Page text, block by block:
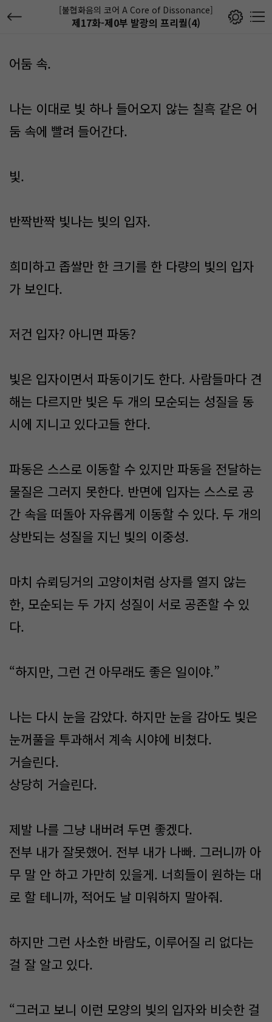
[불협화음의 코어 A Core of Dissonance]
제17화-제0부 발광의 프리퀄(4)
어둠 속.
나는 이대로 빛 하나 들어오지 않는 칠흑 같은 어
둠 속에 빨려 들어간다.
빛.
반짝반짝 빛나는 빛의 입자.
희미하고 좁쌀만 한 크기를 한 다량의 빛의 입자
가 보인다.
저건 입자? 아니면 파동?
빛은 입자이면서 파동이기도 한다. 사람들마다 견
해는 다르지만 빛은 두 개의 모순되는 성질을 동
시에 지니고 있다고들 한다.
파동은 스스로 이동할 수 있지만 파동을 전달하는
물질은 그러지 못한다. 반면에 입자는 스스로 공
간 속을 떠돌아 자유롭게 이동할 수 있다. 두 개의
상반되는 성질을 지닌 빛의 이중성.
마치 슈뢰딩거의 고양이처럼 상자를 열지 않는
한, 모순되는 두 가지 성질이 서로 공존할 수 있
다.
“하지만, 그런 건 아무래도 좋은 일이야.”
나는 다시 눈을 감았다. 하지만 눈을 감아도 빛은
눈꺼풀을 투과해서 계속 시야에 비쳤다.
거슬린다.
상당히 거슬린다.
제발 나를 그냥 내버려 두면 좋겠다.
전부 내가 잘못했어. 전부 내가 나빠. 그러니까 아
무 말 안 하고 가만히 있을게. 너희들이 원하는 대
로 할 테니까, 적어도 날 미워하지 말아줘.
하지만 그런 사소한 바람도, 이루어질 리 없다는
걸 잘 알고 있다.
“그러고 보니 이런 모양의 빛의 입자와 비슷한 걸